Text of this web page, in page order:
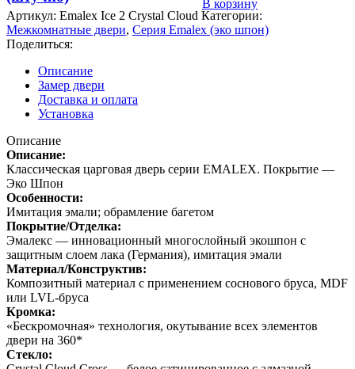
плинтуса
Emalex
(штучно)
В корзину
Артикул: Emalex Ice 2 Crystal Cloud Категории:
Межкомнатные двери, Серия Emalex (эко шпон)
Поделиться:
Описание
Замер двери
Доставка и оплата
Установка
Описание
Описание:
Классическая царговая дверь cерии EMALEX. Покрытие —
Эко Шпон
Особенности:
Имитация эмали; обрамление багетом
Покрытие/Отделка:
Эмалекс — инновационный многослойный экошпон с
защитным слоем лака (Германия), имитация эмали
Материал/Конструктив:
Композитный материал с применением соснового бруса, MDF
или LVL-бруса
Кромка:
«Бескромочная» технология, окутывание всех элементов
двери на 360*
Стекло: